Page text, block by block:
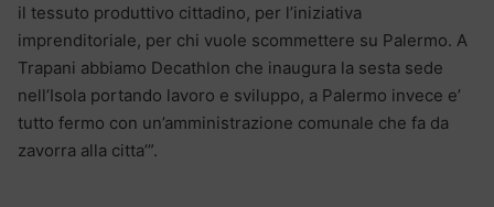
il tessuto produttivo cittadino, per l’iniziativa
imprenditoriale, per chi vuole scommettere su Palermo. A
Trapani abbiamo Decathlon che inaugura la sesta sede
nell’Isola portando lavoro e sviluppo, a Palermo invece e’
tutto fermo con un’amministrazione comunale che fa da
zavorra alla citta’”.